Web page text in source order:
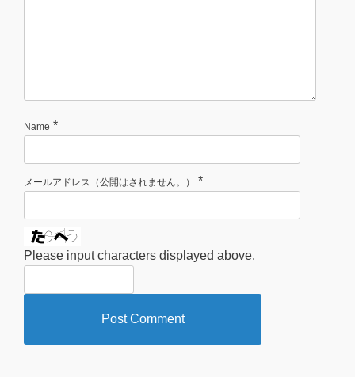
Name *
メールアドレス（公開はされません。） *
Please input characters displayed above.